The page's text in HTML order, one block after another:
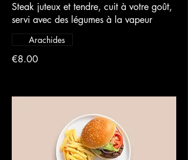
Steak juteux et tendre, cuit à votre goût,
servi avec des légumes à la vapeur
€8.00
Arachides